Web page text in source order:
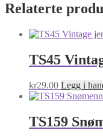
Relaterte
TS45
kr29.00 Legg i
TS159